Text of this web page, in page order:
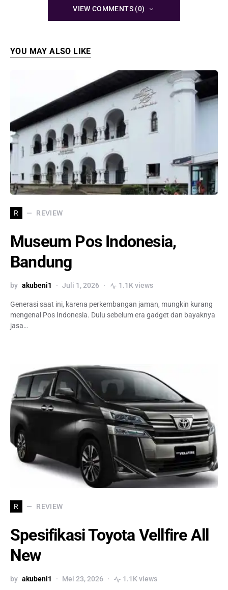
VIEW COMMENTS (0)
YOU MAY ALSO LIKE
R REVIEW
Museum Pos Indonesia,
Bandung
by akubeni1 Juli 1, 2026 1.1K views
Generasi saat ini, karena perkembangan jaman, mungkin kurang
mengenal Pos Indonesia. Dulu sebelum era gadget dan bayaknya
jasa…
R REVIEW
Spesifikasi Toyota Vellfire All
New
by akubeni1 Mei 23, 2026 1.1K views